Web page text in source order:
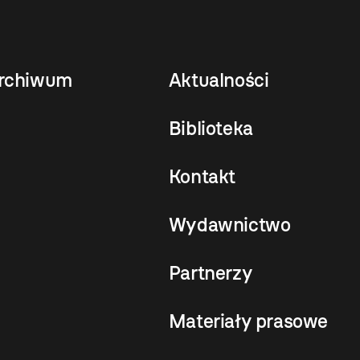
Aktualności
Biblioteka
Kontakt
Wydawnictwo
Partnerzy
Materiały prasowe